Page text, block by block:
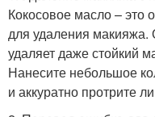
Кокосовое масло – это
для удаления
удаляет даже стойкий
Нанесите небольшое
и аккуратно протрите